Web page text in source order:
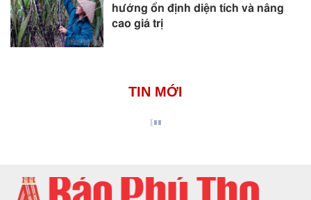
hướng ổn định diện tích và nâng
cao giá trị
TIN MỚI